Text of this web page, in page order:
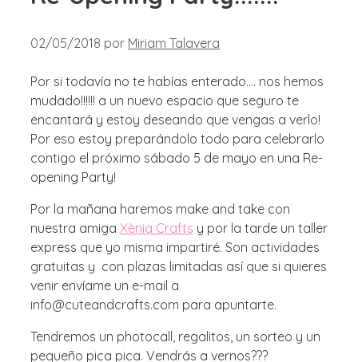
02/05/2018 por Miriam Talavera
Por si todavía no te habías enterado…. nos hemos
mudado!!!!!! a un nuevo espacio que seguro te
encantará y estoy deseando que vengas a verlo!
Por eso estoy preparándolo todo para celebrarlo
contigo el próximo sábado 5 de mayo en una Re-
opening Party!
Por la mañana haremos make and take con
nuestra amiga Xènia Crafts y por la tarde un taller
express que yo misma impartiré. Son actividades
gratuitas y con plazas limitadas así que si quieres
venir envíame un e-mail a
info@cuteandcrafts.com para apuntarte.
Tendremos un photocall, regalitos, un sorteo y un
pequeño pica pica. Vendrás a vernos???